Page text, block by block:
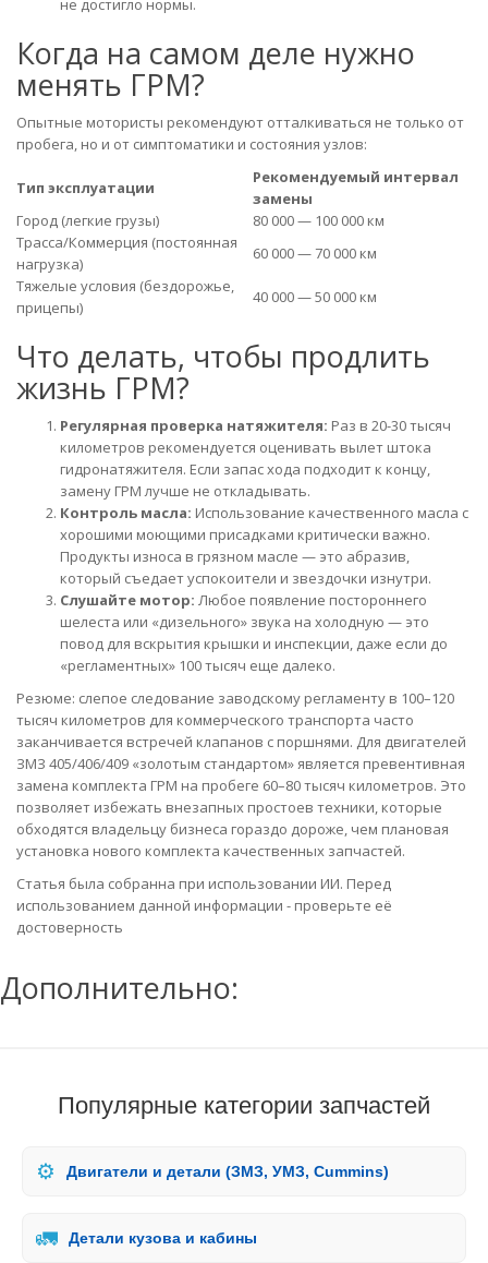
не достигло нормы.
Когда на самом деле нужно
менять ГРМ?
Опытные мотористы рекомендуют отталкиваться не только от
пробега, но и от симптоматики и состояния узлов:
Тип эксплуатации
Рекомендуемый интервал
замены
Город (легкие грузы)
80 000 — 100 000 км
Трасса/Коммерция (постоянная
нагрузка)
60 000 — 70 000 км
Тяжелые условия (бездорожье,
прицепы)
40 000 — 50 000 км
Что делать, чтобы продлить
жизнь ГРМ?
Регулярная проверка натяжителя: Раз в 20-30 тысяч
километров рекомендуется оценивать вылет штока
гидронатяжителя. Если запас хода подходит к концу,
замену ГРМ лучше не откладывать.
Контроль масла: Использование качественного масла с
хорошими моющими присадками критически важно.
Продукты износа в грязном масле — это абразив,
который съедает успокоители и звездочки изнутри.
Слушайте мотор: Любое появление постороннего
шелеста или «дизельного» звука на холодную — это
повод для вскрытия крышки и инспекции, даже если до
«регламентных» 100 тысяч еще далеко.
Резюме: слепое следование заводскому регламенту в 100–120
тысяч километров для коммерческого транспорта часто
заканчивается встречей клапанов с поршнями. Для двигателей
ЗМЗ 405/406/409 «золотым стандартом» является превентивная
замена комплекта ГРМ на пробеге 60–80 тысяч километров. Это
позволяет избежать внезапных простоев техники, которые
обходятся владельцу бизнеса гораздо дороже, чем плановая
установка нового комплекта качественных запчастей.
Статья была собранна при использовании ИИ. Перед
использованием данной информации - проверьте её
достоверность
Дополнительно:
Популярные категории запчастей
⚙️ Двигатели и детали (ЗМЗ, УМЗ, Cummins)
🚛 Детали кузова и кабины